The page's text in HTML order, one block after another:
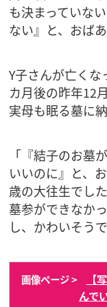
も決まっていな
ない』と、おば
Y子さんが亡く
カ月後の昨年12
実母も眠る墓に
「『結子のお墓
いいのに』と、
歳の大往生でし
墓参ができなか
し、かわいそう
画像ページ >
【
んで